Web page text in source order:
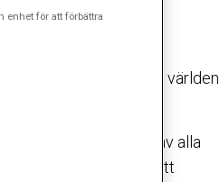
sprider sig över världen.
aktivt liv.
närmare en procent av alla
sjukdom vilket gör att
enhet för att förbättra